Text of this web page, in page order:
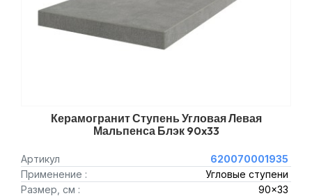
Керамогранит Ступень Угловая Левая
Мальпенса Блэк 90x33
Артикул
620070001935
Применение :
Угловые ступени
Размер, см :
90x33